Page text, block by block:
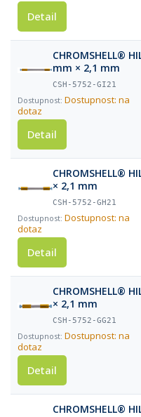
Detail
CHROMSHELL®
mm × 2,1 mm
CSH-5752-GI21
Dostupnost: na
dotaz
Detail
CHROMSHELL®
× 2,1 mm
CSH-5752-GH21
Dostupnost: na
dotaz
Detail
CHROMSHELL®
× 2,1 mm
CSH-5752-GG21
Dostupnost: na
dotaz
Detail
CHROMSHELL®